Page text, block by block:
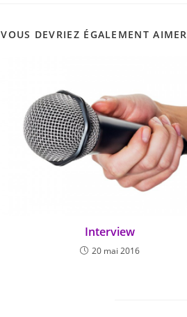
VOUS DEVRIEZ ÉGALEMENT AIMER
Interview
20 mai 2016